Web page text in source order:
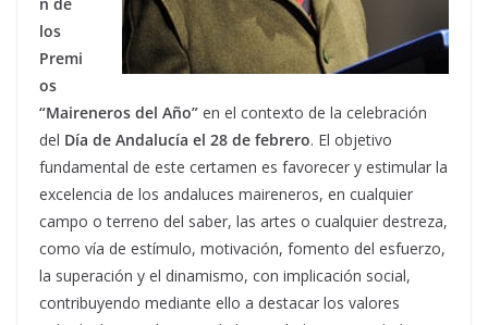
los
Premi
os
“Maireneros del Año” en el contexto de la celebración
del Día de Andalucía el 28 de febrero. El objetivo
fundamental de este certamen es favorecer y estimular la
excelencia de los andaluces maireneros, en cualquier
campo o terreno del saber, las artes o cualquier destreza,
como vía de estímulo, motivación, fomento del esfuerzo,
la superación y el dinamismo, con implicación social,
contribuyendo mediante ello a destacar los valores